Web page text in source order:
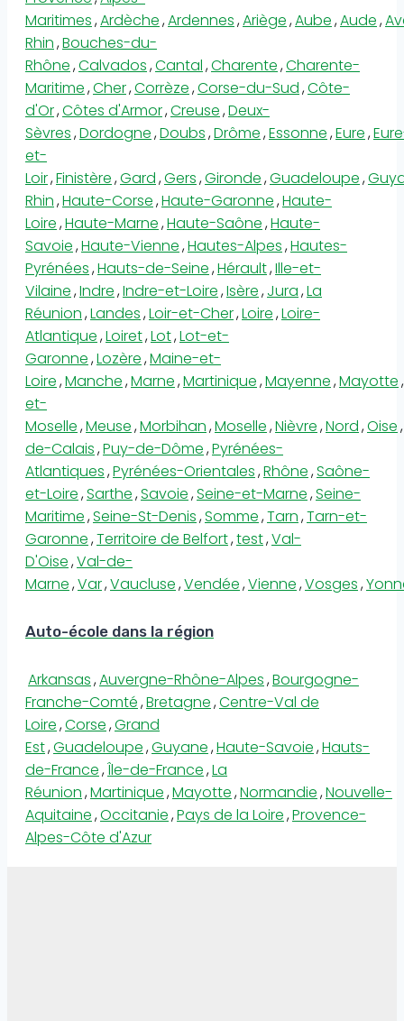
Maritimes,Ardèche,Ardennes,Ariège,Aube,Aude,
Rhin,Bouches-du-
Rhône,Calvados,Cantal,Charente,Charente-
Maritime,Cher,Corrèze,Corse-du-Sud,Côte-
d'Or,Côtes d'Armor,Creuse,Deux-
Sèvres,Dordogne,Doubs,Drôme,Essonne,Eure,
et-
Loir,Finistère,Gard,Gers,Gironde,Guadeloupe,
Rhin,Haute-Corse,Haute-Garonne,Haute-
Loire,Haute-Marne,Haute-Saône,Haute-
Savoie,Haute-Vienne,Hautes-Alpes,Hautes-
Pyrénées,Hauts-de-Seine,Hérault,Ille-et-
Vilaine,Indre,Indre-et-Loire,Isère,Jura,La
Réunion,Landes,Loir-et-Cher,Loire,Loire-
Atlantique,Loiret,Lot,Lot-et-
Garonne,Lozère,Maine-et-
Loire,Manche,Marne,Martinique,Mayenne,Mayotte,
et-
Moselle,Meuse,Morbihan,Moselle,Nièvre,Nord,Oise,
de-Calais,Puy-de-Dôme,Pyrénées-
Atlantiques,Pyrénées-Orientales,Rhône,Saône-
et-Loire,Sarthe,Savoie,Seine-et-Marne,Seine-
Maritime,Seine-St-Denis,Somme,Tarn,Tarn-et-
Garonne,Territoire de Belfort,test,Val-
D'Oise,Val-de-
Marne,Var,Vaucluse,Vendée,Vienne,Vosges,
Auto-école dans la région
Arkansas,Auvergne-Rhône-Alpes,Bourgogne-
Franche-Comté,Bretagne,Centre-Val de
Loire,Corse,Grand
Est,Guadeloupe,Guyane,Haute-Savoie,Hauts-
de-France,Île-de-France,La
Réunion,Martinique,Mayotte,Normandie,Nouvelle-
Aquitaine,Occitanie,Pays de la Loire,Provence-
Alpes-Côte d'Azur